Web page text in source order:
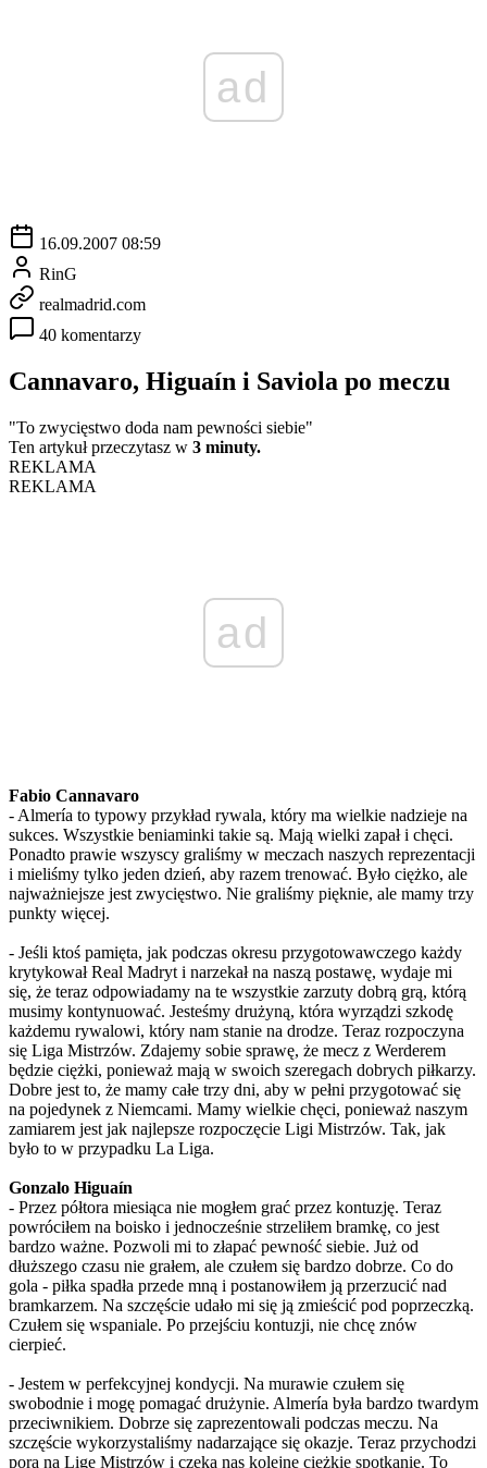
ad
16.09.2007 08:59
RinG
realmadrid.com
40 komentarzy
Cannavaro, Higuaín i Saviola po meczu
"To zwycięstwo doda nam pewności siebie"
Ten artykuł przeczytasz w 3 minuty.
REKLAMA
REKLAMA
ad
Fabio Cannavaro
- Almería to typowy przykład rywala, który ma wielkie nadzieje na
sukces. Wszystkie beniaminki takie są. Mają wielki zapał i chęci.
Ponadto prawie wszyscy graliśmy w meczach naszych reprezentacji
i mieliśmy tylko jeden dzień, aby razem trenować. Było ciężko, ale
najważniejsze jest zwycięstwo. Nie graliśmy pięknie, ale mamy trzy
punkty więcej.
- Jeśli ktoś pamięta, jak podczas okresu przygotowawczego każdy
krytykował Real Madryt i narzekał na naszą postawę, wydaje mi
się, że teraz odpowiadamy na te wszystkie zarzuty dobrą grą, którą
musimy kontynuować. Jesteśmy drużyną, która wyrządzi szkodę
każdemu rywalowi, który nam stanie na drodze. Teraz rozpoczyna
się Liga Mistrzów. Zdajemy sobie sprawę, że mecz z Werderem
będzie ciężki, ponieważ mają w swoich szeregach dobrych piłkarzy.
Dobre jest to, że mamy całe trzy dni, aby w pełni przygotować się
na pojedynek z Niemcami. Mamy wielkie chęci, ponieważ naszym
zamiarem jest jak najlepsze rozpoczęcie Ligi Mistrzów. Tak, jak
było to w przypadku La Liga.
Gonzalo Higuaín
- Przez półtora miesiąca nie mogłem grać przez kontuzję. Teraz
powróciłem na boisko i jednocześnie strzeliłem bramkę, co jest
bardzo ważne. Pozwoli mi to złapać pewność siebie. Już od
dłuższego czasu nie grałem, ale czułem się bardzo dobrze. Co do
gola - piłka spadła przede mną i postanowiłem ją przerzucić nad
bramkarzem. Na szczęście udało mi się ją zmieścić pod poprzeczką.
Czułem się wspaniale. Po przejściu kontuzji, nie chcę znów
cierpieć.
- Jestem w perfekcyjnej kondycji. Na murawie czułem się
swobodnie i mogę pomagać drużynie. Almería była bardzo twardym
przeciwnikiem. Dobrze się zaprezentowali podczas meczu. Na
szczęście wykorzystaliśmy nadarzające się okazje. Teraz przychodzi
pora na Ligę Mistrzów i czeka nas kolejne ciężkie spotkanie. To